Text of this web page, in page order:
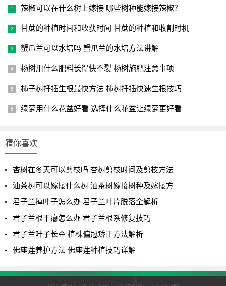
2、遮阳
春插一般不要求遮阳，夏、秋插均需进行遮阳，以减少阳
等，当插枝生根成活后，可逐渐拆除遮阳物。
3、施肥
条件的可酌施稀薄粪水，有施基肥或土壤肥沃的可不施，在
出花蕾，这些弱小花蕾应予摘除，以减少营养消耗。
给你带来绿植管理上的帮助！
辣椒可以在什么树上嫁接 哪些树种能嫁接辣椒？
甘蔗的种植时间和收获时间 甘蔗的种植和收割时机
蟹爪兰可以水培吗 蟹爪兰的水培方法讲解
杨树用什么肥料长得快不裂 杨树施肥注意事项
柿子树扦插生根最快方法 柿树扦插快速生根技巧
绿萝用什么花盆好看 选择什么花盆让绿萝更好看
猜你喜欢
杏树在冬天可以剪枝吗 杏树剪枝时间及剪枝方法
油茶树可以嫁接什么树 油茶树嫁接树种及嫁接方
君子兰掉叶子怎么办 君子兰叶片脱落全解析
君子兰根干瘪怎么办 君子兰根系修复技巧
君子兰叶子长歪 植株偏冠矫正方法解析
佛座莲养护方法 佛座莲种植技巧详解